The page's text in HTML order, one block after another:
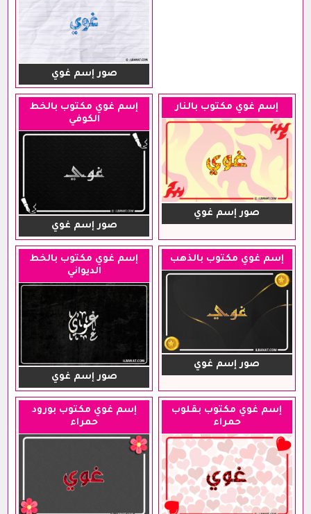
صور إسم غوي
إسم غوي مكتوب بالنار
صور إسم غوي
إسم غوي مكتوب بالخط
الكوفي
صور إسم غوي
إسم غوي مكتوب بالذهب
صور إسم غوي
إسم غوي مكتوب بالخط
الديواني
صور إسم غوي
إسم غوي مكتوب بقلوب
حمراء
إسم غوي مكتوب بورود
حمراء